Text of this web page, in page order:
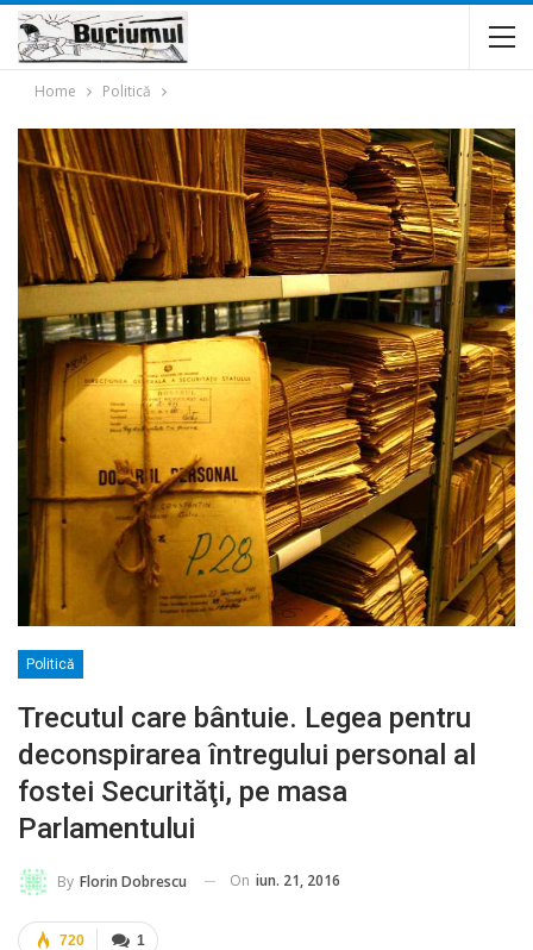
Home Politică
Politică
Trecutul care bântuie. Legea pentru
deconspirarea întregului personal al
fostei Securităţi, pe masa
Parlamentului
By Florin Dobrescu On iun. 21, 2016
1
720